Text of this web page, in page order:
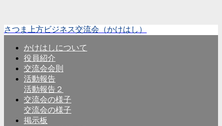
さつま上方ビジネス交流会（かけはし）
かけはしについて
役員紹介
交流会会則
活動報告
活動報告２
交流会の様子
交流会の様子
掲示板